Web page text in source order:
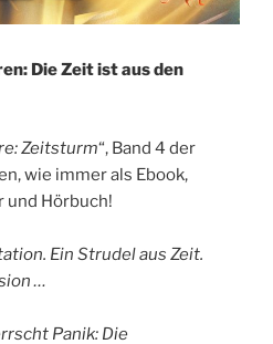
Die Zeit ist aus den
Zeitsturm“, Band 4 der
wie immer als Ebook,
und Hörbuch!
Ein Strudel aus Zeit.
…
Panik: Die